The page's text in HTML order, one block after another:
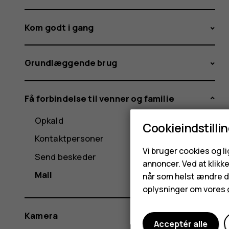
Kom godt i gang
Grundlæggende brug
Få forbindelse til venner og familie
Opkald
Kontaktpersoner
Send beskeder
Mail
Kamera
Vi bruger cookies og
annoncer. Ved at
når som helst ændre
oplysninger om vores
Acceptér alle